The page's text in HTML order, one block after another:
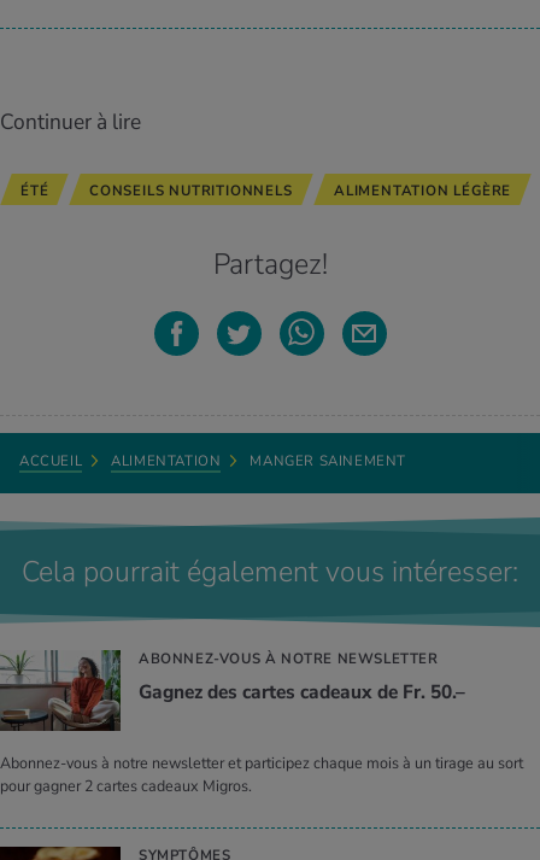
Continuer à lire
ÉTÉ CONSEILS NUTRITIONNELS ALIMENTATION LÉGÈRE
Partagez!
ACCUEIL ALIMENTATION MANGER SAINEMENT
Cela pourrait également vous intéresser:
ABONNEZ-VOUS À NOTRE NEWSLETTER
Gagnez des cartes cadeaux de Fr. 50.–
Abonnez-vous à notre newsletter et participez chaque mois à un tirage au sort
pour gagner 2 cartes cadeaux Migros.
SYMPTÔMES